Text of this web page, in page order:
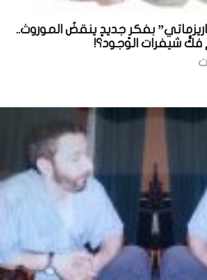
بفكرٍ جديدٍ ينقضُ الموروث..
شيفرات الوجود؟!